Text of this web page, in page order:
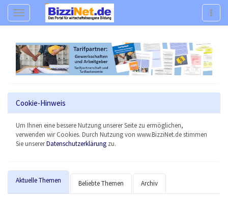
Navigation
Cookie-Hinweis
Um Ihnen eine bessere Nutzung unserer Seite zu ermöglichen,
verwenden wir Cookies. Durch Nutzung von www.BizziNet.de stimmen
Sie unsererDatenschutzerklärung zu.
Aktuelle Themen Beliebte Themen Archiv